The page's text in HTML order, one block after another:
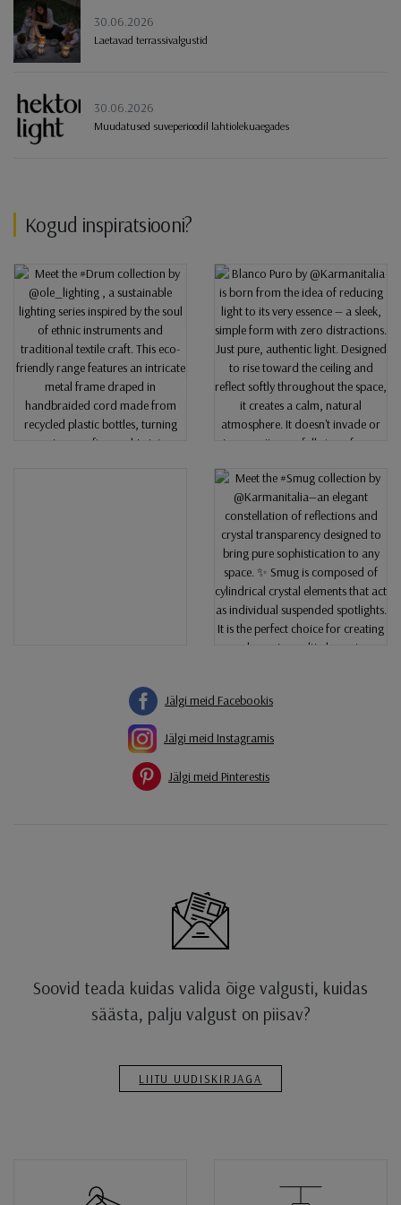
30.06.2026
Laetavad terrassivalgustid
30.06.2026
Muudatused suveperioodil lahtiolekuaegades
Kogud inspiratsiooni?
Jälgi meid Facebookis
Jälgi meid Instagramis
Jälgi meid Pinterestis
Soovid teada kuidas valida õige valgusti, kuidas
säästa, palju valgust on piisav?
LIITU UUDISKIRJAGA